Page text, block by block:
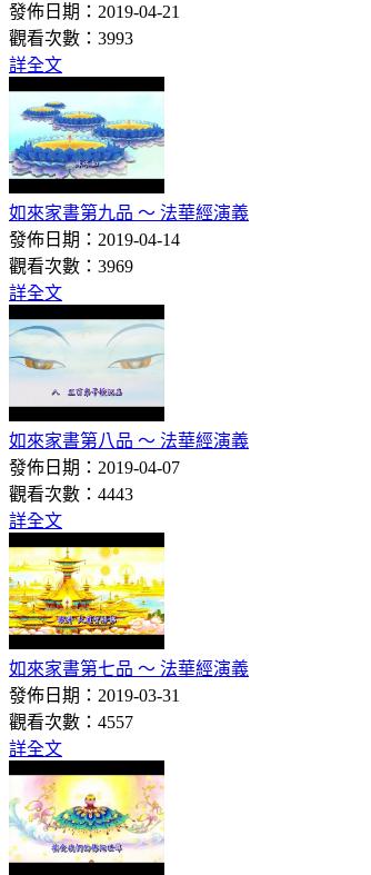
發佈日期：2019-04-21
觀看次數：3993
詳全文
如來家書第九品 ～ 法華經演義
發佈日期：2019-04-14
觀看次數：3969
詳全文
如來家書第八品 ～ 法華經演義
發佈日期：2019-04-07
觀看次數：4443
詳全文
如來家書第七品 ～ 法華經演義
發佈日期：2019-03-31
觀看次數：4557
詳全文